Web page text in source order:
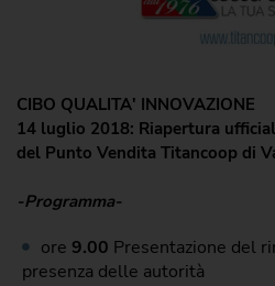
CIBO QUALITA' INNOVAZIONE
14 luglio 2018: Riapertura
del Punto Vendita Titancoop di
-Programma-
ore 9.00 Presentazione del
presenza delle autorità